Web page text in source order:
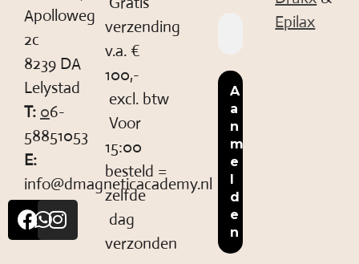
Apolloweg
2c
8239 DA
Lelystad
T: 06-
58851053
E:
info@dmagneticacademy.nl
verzending
v.a. €
100,-
excl. btw
Voor
15:00
besteld =
zelfde
dag
verzonden
Epilax